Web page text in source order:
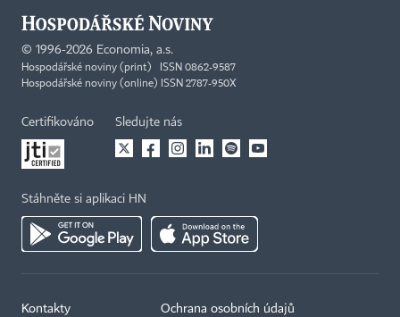
© 1996-2026 Economia, a.s.
Hospodářské noviny (print) ISSN 0862-9587
Hospodářské noviny (online) ISSN 2787-950X
Certifikováno Sledujte nás
Stáhněte si aplikaci HN
Kontakty Ochrana osobních údajů